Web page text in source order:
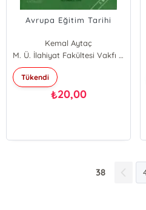
Avrupa Eğitim Tarihi
Kemal Aytaç
M. Ü. İlahiyat Fakültesi Vakfı Yayınları
Tükendi
₺20,00
38